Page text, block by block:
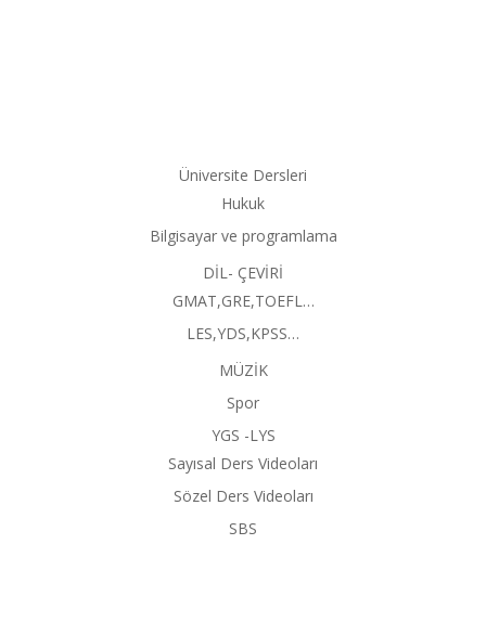
Üniversite Dersleri
Hukuk
Bilgisayar ve programlama
DİL- ÇEVİRİ
GMAT,GRE,TOEFL…
LES,YDS,KPSS…
MÜZİK
Spor
YGS -LYS
Sayısal Ders Videoları
Sözel Ders Videoları
SBS